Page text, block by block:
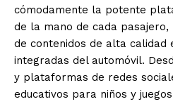
cómodamente la potente
de la mano de cada
de contenidos de alta calidad
integradas del automóvil.
y plataformas de redes
educativos para niños y